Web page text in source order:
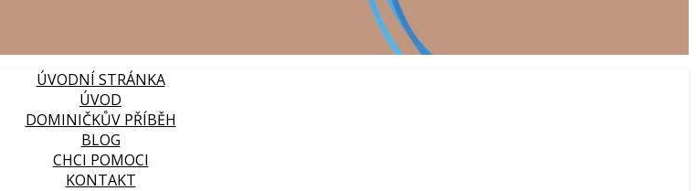
ÚVODNÍ STRÁNKA
ÚVOD
DOMINIČKŮV PŘÍBĚH
BLOG
CHCI POMOCI
KONTAKT